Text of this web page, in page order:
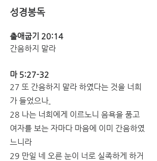
성경봉독
출애굽기 20:14
간음하지 말라
마 5:27-32
27 또 간음하지 말라 하였다는 것을 너희
가 들었으나
28 나는 너희에게 이르노니 음욕을 품고
여자를 보는 자마다 마음에 이미 간음하였
느니라
29 만일 네 오른 눈이 너로 실족하게 하거